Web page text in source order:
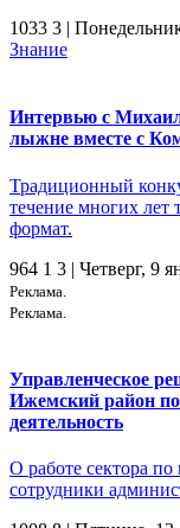
1033 3 |
Знание
Интервью с
лыжне вместе с
Традиционный
течение многих лет
формат.
964 1 3 | Четверг, 9
Реклама.
Реклама.
Управленческое
Ижемский район
деятельность
О работе сектора по
сотрудники